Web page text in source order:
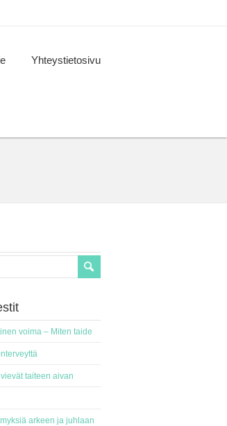
Yhteystietosivu
voima – Miten taide
taiteen aivan
arkeen ja juhlaan